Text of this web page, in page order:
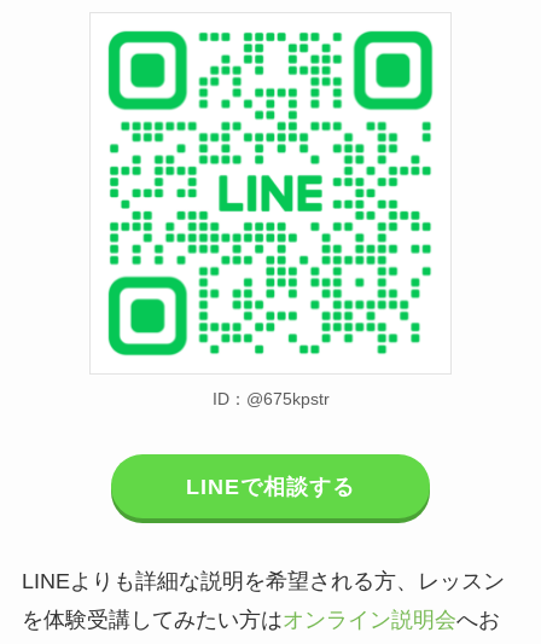
ID：@675kpstr
LINEで相談する
LINEよりも詳細な説明を希望される方、レッスン
を体験受講してみたい方はオンライン説明会へお